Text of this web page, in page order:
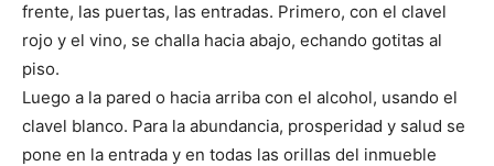
frente, las puertas, las entradas. Primero, con el clavel
rojo y el vino, se challa hacia abajo, echando gotitas al
piso.
Luego a la pared o hacia arriba con el alcohol, usando el
clavel blanco. Para la abundancia, prosperidad y salud se
pone en la entrada y en todas las orillas del inmueble